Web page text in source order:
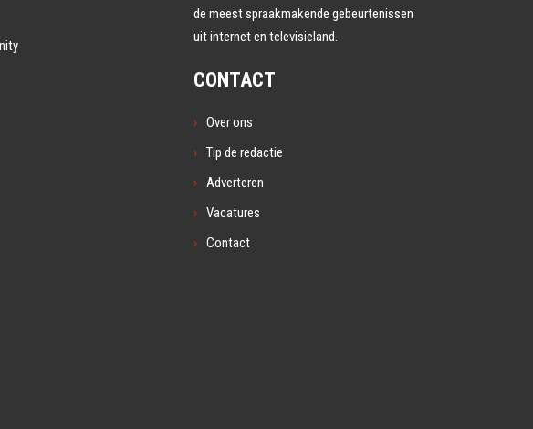
de meest spraakmakende gebeurtenissen
uit internet en televisieland.
CONTACT
Over ons
Tip de redactie
Adverteren
Vacatures
Contact